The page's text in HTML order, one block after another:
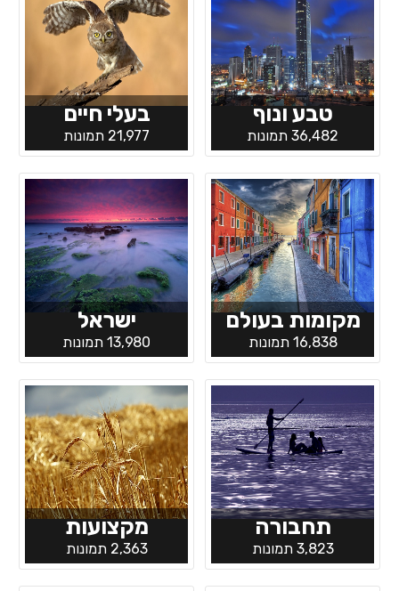
טבע ונוף
36,482 תמונות
בעלי חיים
21,977 תמונות
מקומות בעולם
16,838 תמונות
ישראל
13,980 תמונות
תחבורה
3,823 תמונות
מקצועות
2,363 תמונות